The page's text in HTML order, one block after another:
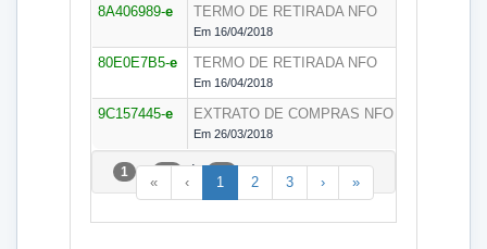
8A406989-e TERMO DE RETIRADA NFO
Em 16/04/2018
80E0E7B5-e TERMO DE RETIRADA NFO
Em 16/04/2018
9C157445-e EXTRATO DE COMPRAS NFO
Em 26/03/2018
1 a 25 de
« ‹ 1 2 3 › »